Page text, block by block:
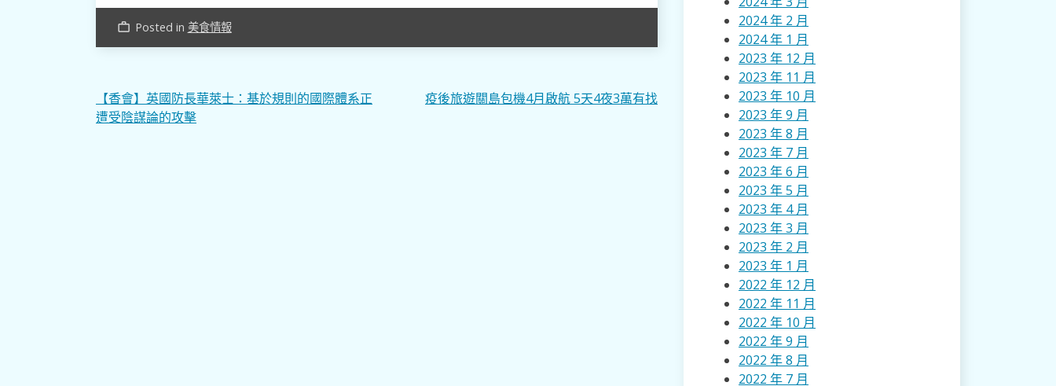
work_outline Posted in 美食情報
文
章
【香會】英國防長華萊士：基於規則的國際體系正
遭受陰謀論的攻擊
疫後旅遊關島包機4月啟航 5天4夜3萬有找
2024 年 2 月
2024 年 1 月
2023 年 12 月
2023 年 11 月
2023 年 10 月
2023 年 9 月
2023 年 8 月
2023 年 7 月
2023 年 6 月
2023 年 5 月
2023 年 4 月
2023 年 3 月
2023 年 2 月
2023 年 1 月
2022 年 12 月
2022 年 11 月
2022 年 10 月
2022 年 9 月
2022 年 8 月
2022 年 7 月